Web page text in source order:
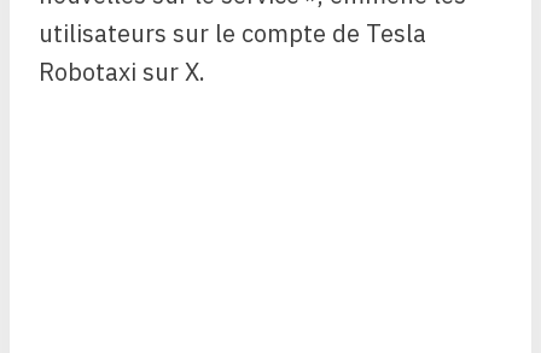
utilisateurs sur le compte de Tesla
Robotaxi sur X.